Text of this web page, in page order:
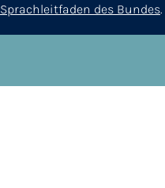
Sprachleitfaden des Bundes.